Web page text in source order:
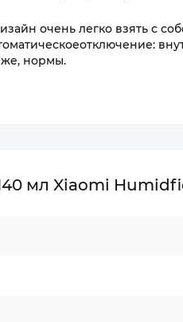
очень легко взять с
нормы.
мл Xiaomi